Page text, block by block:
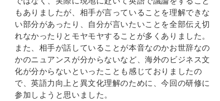
もありましたが、相手が言っていることを理解できな
い部分があったり、自分が言いたいことを全部伝え切
れなかったりとモヤモヤすることが多くありました。
また、相手が話していることが本音なのかお世辞なの
かのニュアンスが分からないなど、海外のビジネス文
化が分からないといったことも感じておりましたの
で、英語力向上と異文化理解のために、今回の研修に
参加しようと思いました。